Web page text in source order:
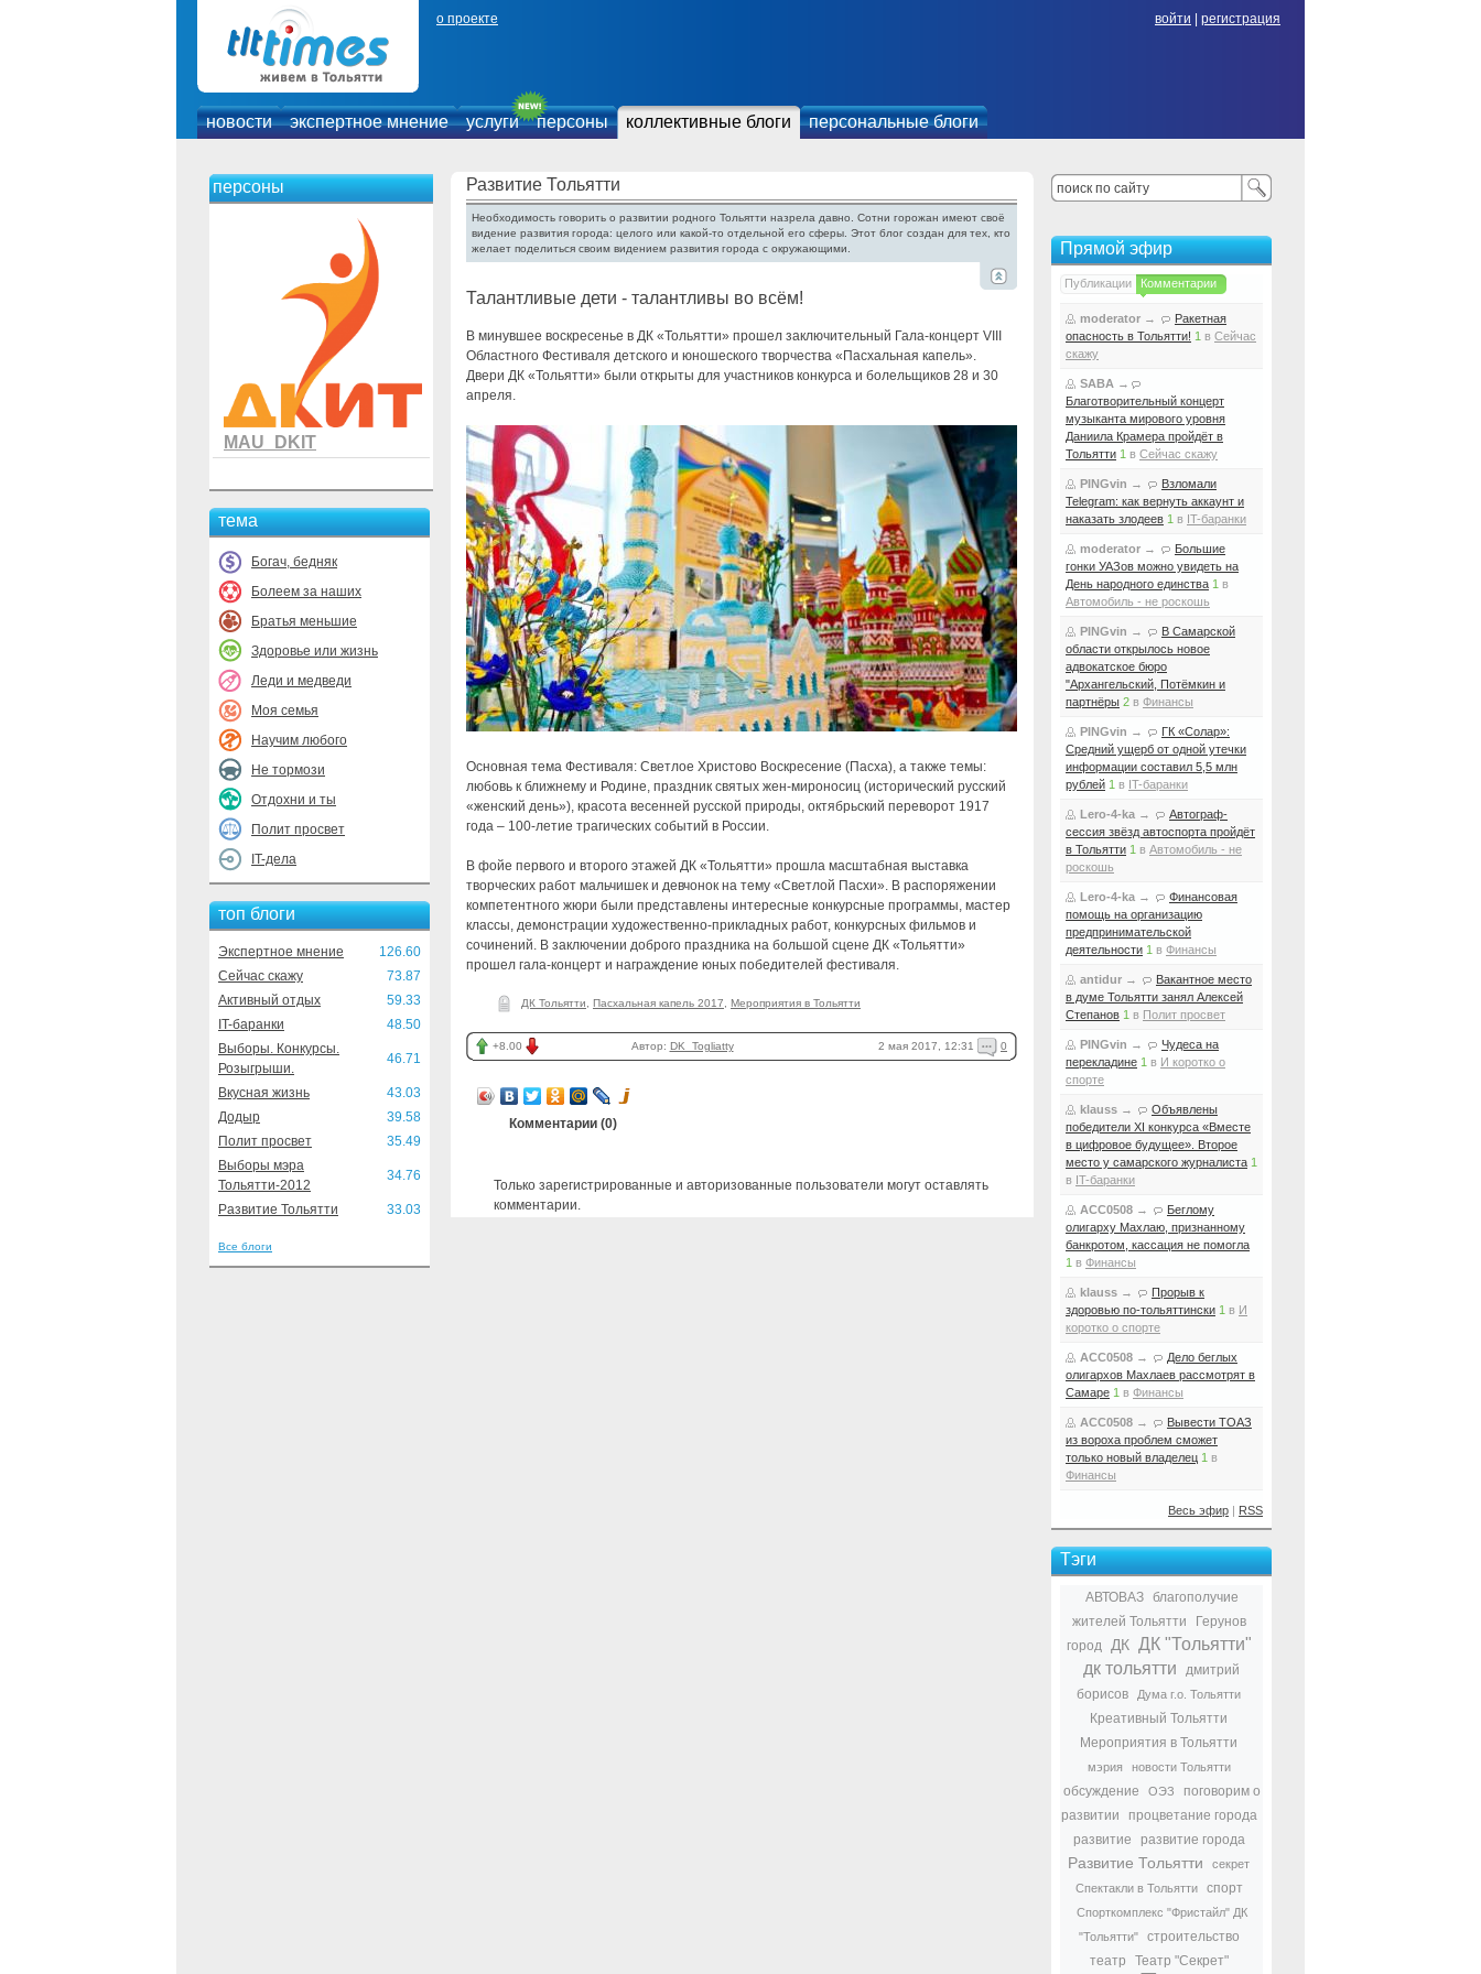
о проекте войти регистрация
новости экспертное мнение услуги персоны коллективные блоги персональные блоги
персоны
MAU_DKIT
тема
Богач, бедняк
Болеем за наших
Братья меньшие
Здоровье или жизнь
Леди и медведи
Моя семья
Научим любого
Не тормози
Отдохни и ты
Полит просвет
IT-дела
топ блоги
Экспертное мнение
126.60
Сейчас скажу
73.87
Активный отдых
59.33
IT-баранки
48.50
Выборы. Конкурсы.
Розыгрыши.
46.71
Вкусная жизнь
43.03
Додыр
39.58
Полит просвет
35.49
Выборы мэра
Тольятти-2012
34.76
Развитие Тольятти 33.03
Все блоги
Развитие Тольятти
Необходимость говорить о развитии родного Тольятти назрела давно. Сотни горожан имеют своё
видение развития города: целого или какой-то отдельной его сферы. Этот блог создан для тех, кто
желает поделиться своим видением развития города с окружающими.
Талантливые дети - талантливы во всём!
В минувшее воскресенье в ДК «Тольятти» прошел заключительный Гала-концерт VIII
Областного Фестиваля детского и юношеского творчества «Пасхальная капель».
Двери ДК «Тольятти» были открыты для участников конкурса и болельщиков 28 и 30
апреля.
Основная тема Фестиваля: Светлое Христово Воскресение (Пасха), а также темы:
любовь к ближнему и Родине, праздник святых жен-мироносиц (исторический русский
«женский день»), красота весенней русской природы, октябрьский переворот 1917
года – 100-летие трагических событий в России.
В фойе первого и второго этажей ДК «Тольятти» прошла масштабная выставка
творческих работ мальчишек и девчонок на тему «Светлой Пасхи». В распоряжении
компетентного жюри были представлены интересные конкурсные программы, мастер
классы, демонстрации художественно-прикладных работ, конкурсных фильмов и
сочинений. В заключении доброго праздника на большой сцене ДК «Тольятти»
прошел гала-концерт и награждение юных победителей фестиваля.
ДК Тольятти Пасхальная капель 2017 Мероприятия в Тольятти
+8.00 Автор: DK_Togliatty 2 мая 2017, 12:31 0
Комментарии (0)
Только зарегистрированные и авторизованные пользователи могут оставлять
комментарии.
Прямой эфир
Публикации Комментарии
moderator →
Ракетная
опасность в Тольятти! 1 в Сейчас
скажу
SABA →
Благотворительный концерт
музыканта мирового уровня
Даниила Крамера пройдёт в
Тольятти 1 в Сейчас скажу
PINGvin →
Взломали
Telegram: как вернуть аккаунт и
наказать злодеев 1 в IT-баранки
moderator →
Большие
гонки УАЗов можно увидеть на
День народного единства 1 в
Автомобиль - не роскошь
PINGvin →
В Самарской
области открылось новое
адвокатское бюро
"Архангельский, Потёмкин и
партнёры 2 в Финансы
PINGvin →
ГК «Солар»:
Средний ущерб от одной утечки
информации составил 5,5 млн
рублей 1 в IT-баранки
Lero-4-ka →
Автограф-
сессия звёзд автоспорта пройдёт
в Тольятти 1 в Автомобиль - не
роскошь
Lero-4-ka →
Финансовая
помощь на организацию
предпринимательской
деятельности 1 в Финансы
antidur →
Вакантное место
в думе Тольятти занял Алексей
Степанов 1 в Полит просвет
PINGvin →
Чудеса на
перекладине 1 в И коротко о
спорте
klauss →
Объявлены
победители XI конкурса «Вместе
в цифровое будущее». Второе
место у самарского журналиста 1
в IT-баранки
ACC0508 →
Беглому
олигарху Махлаю, признанному
банкротом, кассация не помогла
1 в Финансы
klauss →
Прорыв к
здоровью по-тольяттински 1 в И
коротко о спорте
ACC0508 →
Дело беглых
олигархов Махлаев рассмотрят в
Самаре 1 в Финансы
ACC0508 →
Вывести ТОАЗ
из вороха проблем сможет
только новый владелец 1 в
Финансы
Весь эфир | RSS
Тэги
АВТОВАЗ
благополучие
жителей Тольятти
Герунов
город
ДК ДК "Тольятти"
дк тольятти
дмитрий
борисов
Дума г.о. Тольятти
Креативный Тольятти
Мероприятия в Тольятти
мэрия новости Тольятти
обсуждение ОЭЗ
поговорим о
развитии
процветание города
развитие
развитие города
Развитие Тольятти
секрет
Спектакли в Тольятти
спорт
Спорткомплекс "Фристайл" ДК
"Тольятти"
строительство
театр
Театр "Секрет"